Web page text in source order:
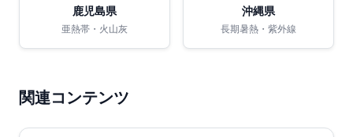
鹿児島県
亜熱帯・火山灰
沖縄県
長期暑熱・紫外線
関連コンテンツ